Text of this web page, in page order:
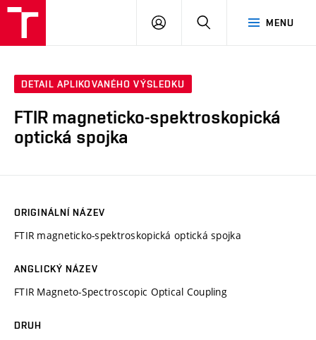
MENU
PŘIHLÁSIT
DETAIL APLIKOVANÉHO VÝSLEDKU
FTIR magneticko-spektroskopická
optická spojka
ORIGINÁLNÍ NÁZEV
FTIR magneticko-spektroskopická optická spojka
ANGLICKÝ NÁZEV
FTIR Magneto-Spectroscopic Optical Coupling
DRUH